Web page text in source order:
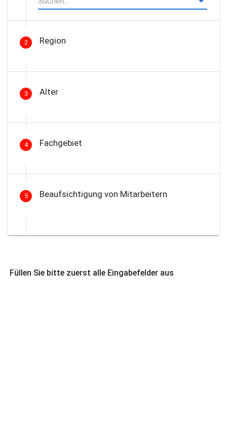
2 Region
3 Alter
4 Fachgebiet
5 Beaufsichtigung von Mitarbeitern
Füllen Sie bitte zuerst alle Eingabefelder aus